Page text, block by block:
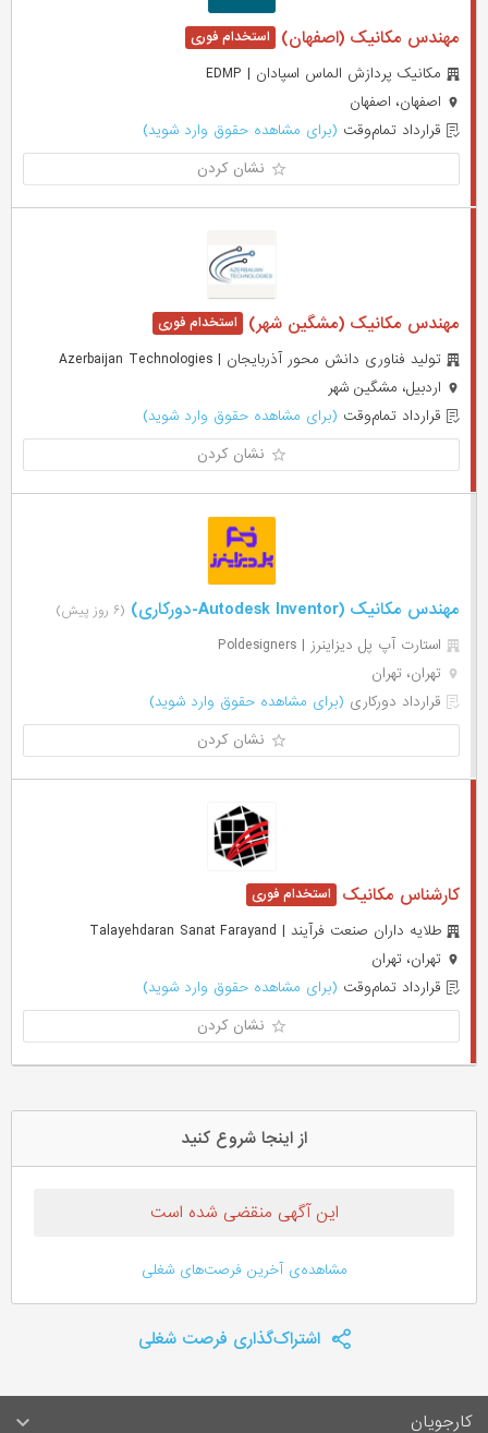
مهندس مکانیک (اصفهان)
مکانیک پردازش الماس اسپادان | EDMP
اصفهان، اصفهان
قرارداد تمام‌وقت (برای مشاهده حقوق وارد شوید)
نشان کردن
مهندس مکانیک (مشگین شهر)
تولید فناوری دانش محور آذربایجان | Azerbaijan Technologies
اردبیل، مشگین شهر
قرارداد تمام‌وقت (برای مشاهده حقوق وارد شوید)
نشان کردن
مهندس مکانیک (Autodesk Inventor-دورکاری) (۶ روز پیش)
استارت آپ پل دیزاینرز | Poldesigners
تهران، تهران
قرارداد دورکاری (برای مشاهده حقوق وارد شوید)
نشان کردن
کارشناس مکانیک
طلایه داران صنعت فرآیند | Talayehdaran Sanat Farayand
تهران، تهران
قرارداد تمام‌وقت (برای مشاهده حقوق وارد شوید)
نشان کردن
از اینجا شروع کنید
این آگهی منقضی شده است
مشاهده‌ی آخرین فرصت‌های شغلی
اشتراک‌گذاری فرصت شغلی
کارجویان